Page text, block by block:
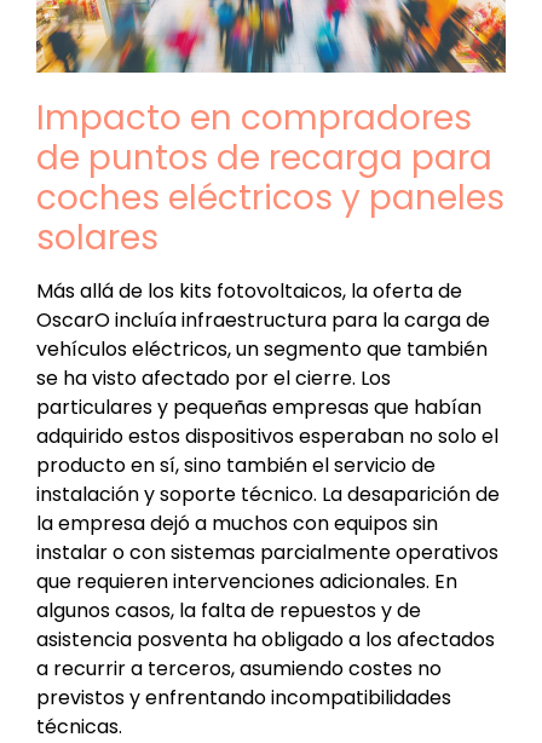
Impacto en compradores
de puntos de recarga para
coches eléctricos y paneles
solares
Más allá de los kits fotovoltaicos, la oferta de
OscarO incluía infraestructura para la carga de
vehículos eléctricos, un segmento que también
se ha visto afectado por el cierre. Los
particulares y pequeñas empresas que habían
adquirido estos dispositivos esperaban no solo el
producto en sí, sino también el servicio de
instalación y soporte técnico. La desaparición de
la empresa dejó a muchos con equipos sin
instalar o con sistemas parcialmente operativos
que requieren intervenciones adicionales. En
algunos casos, la falta de repuestos y de
asistencia posventa ha obligado a los afectados
a recurrir a terceros, asumiendo costes no
previstos y enfrentando incompatibilidades
técnicas.